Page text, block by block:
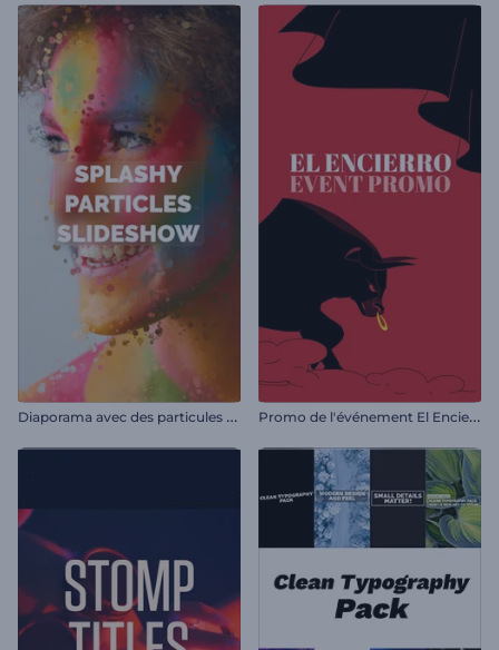
D
iaporama avec des particules éclaboussantes P
romo de l'événement El Encierro